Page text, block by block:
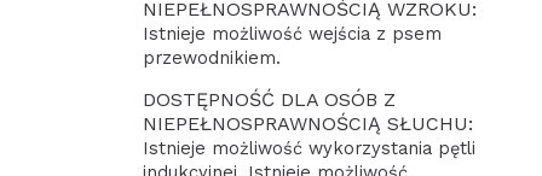
NIEPEŁNOSPRAWNOŚCIĄ WZROKU:
Istnieje możliwość wejścia z psem
przewodnikiem.
DOSTĘPNOŚĆ DLA OSÓB Z
NIEPEŁNOSPRAWNOŚCIĄ SŁUCHU:
Istnieje możliwość wykorzystania pętli